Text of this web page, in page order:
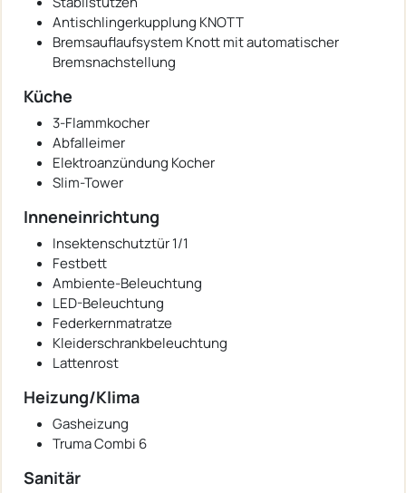
Antischlingerkupplung KNOTT
Bremsauflaufsystem Knott mit automatischer
Bremsnachstellung
Küche
3-Flammkocher
Abfalleimer
Elektroanzündung Kocher
Slim-Tower
Inneneinrichtung
Insektenschutztür 1/1
Festbett
Ambiente-Beleuchtung
LED-Beleuchtung
Federkernmatratze
Kleiderschrankbeleuchtung
Lattenrost
Heizung/Klima
Gasheizung
Truma Combi 6
Sanitär